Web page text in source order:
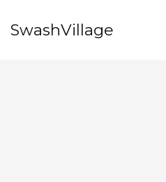
SwashVillage